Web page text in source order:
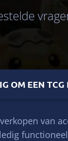
OM EEN
van